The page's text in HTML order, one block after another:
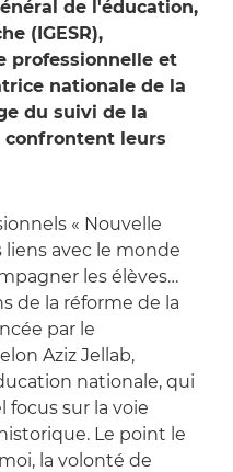
de l'éducation,
(IGESR),
professionnelle et
nationale de la
du suivi de la
confrontent leurs
« Nouvelle
liens avec le monde
les élèves…
de la réforme de la
par le
Aziz Jellab,
nationale, qui
focus sur la voie
Le point le
la volonté de